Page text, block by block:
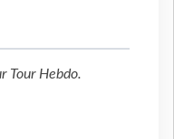
Tour Hebdo.